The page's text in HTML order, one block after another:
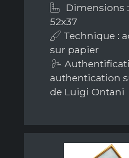
Dimensions
52x37
Technique :
sur papier
authentication
de Luigi Ontani